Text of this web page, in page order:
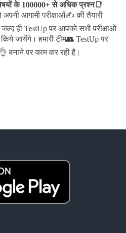
के 100000+ से अधिक प्रश्न📑
अपनी आगामी परीक्षाओं✍️ की तैयारी
जल्द ही TestUp पर आपको सभी परीक्षाओं
जायेंगे। हमारी टीम👥 TestUp पर
पर काम कर रही है।